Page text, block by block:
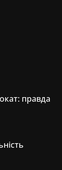
правда